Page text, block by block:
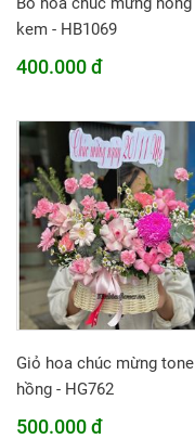
kem - HB1069
400.000 đ
Giỏ hoa chúc mừng tone
hồng - HG762
500.000 đ